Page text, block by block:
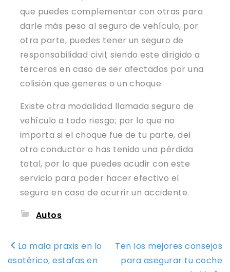
que puedes complementar con otras para
darle más peso al seguro de vehículo, por
otra parte, puedes tener un seguro de
responsabilidad civil; siendo este dirigido a
terceros en caso de ser afectados por una
colisión que generes o un choque.
Existe otra modalidad llamada seguro de
vehículo a todo riesgo; por lo que no
importa si el choque fue de tu parte, del
otro conductor o has tenido una pérdida
total, por lo que puedes acudir con este
servicio para poder hacer efectivo el
seguro en caso de ocurrir un accidente.
Autos
Navegación
de
La mala praxis en lo
esotérico, estafas en
Ten los mejores consejos
para asegurar tu coche